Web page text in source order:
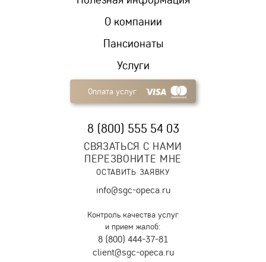
Пансионаты
Услуги
О компании
Оплата услуг
8 (800) 555 54 03
СВЯЗАТЬСЯ С НАМИ
ПЕРЕЗВОНИТЕ МНЕ
ОСТАВИТЬ ЗАЯВКУ
info@sgc-opeca.ru
Контроль качества услуг
и прием жалоб:
8 (800) 444-37-81
client@sgc-opeca.ru